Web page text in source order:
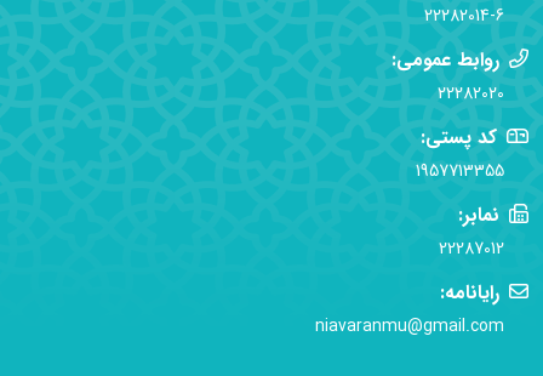
22282014-6
روابط عمومی:
22282020
کد پستی:
1957713355
نمابر:
22287012
رایانامه:
niavaranmu@gmail.com